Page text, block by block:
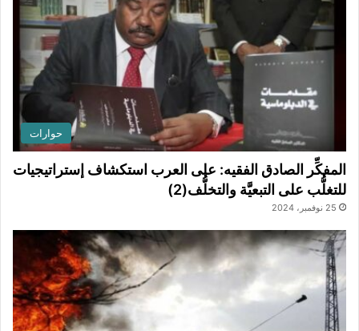
حوارات
المفكِّر الصادق الفقيه: على العرب استكشاف إستراتيجيات
للتغلُّب على التبعيَّة والتخلُّف(2)
25 نوفمبر، 2024